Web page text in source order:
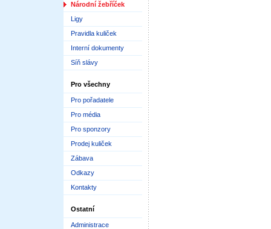
Národní žebříček
Ligy
Pravidla kuliček
Interní dokumenty
Síň slávy
Pro všechny
Pro pořadatele
Pro média
Pro sponzory
Prodej kuliček
Zábava
Odkazy
Kontakty
Ostatní
Administrace